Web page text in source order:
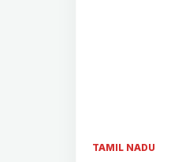
TAMIL NADU